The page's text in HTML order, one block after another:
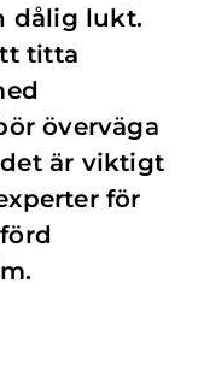
dålig lukt.
titta
överväga
är viktigt
för